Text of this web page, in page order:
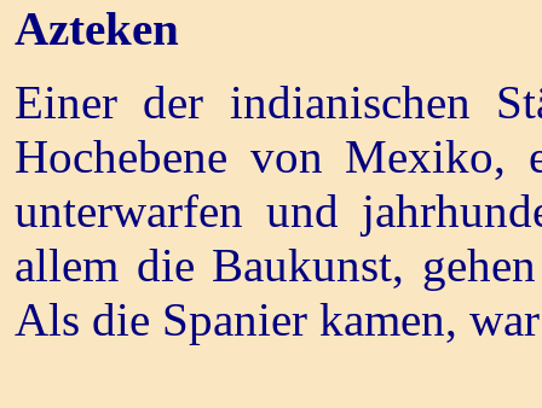
Azteken
Einer der indianischen
Hochebene von Mexiko,
unterwarfen und
allem die Baukunst,
Als die Spanier kamen,